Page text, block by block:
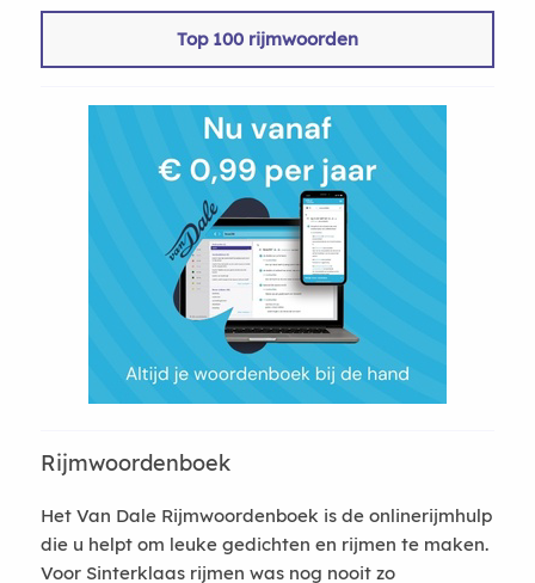
Top 100 rijmwoorden
Rijmwoordenboek
Het Van Dale Rijmwoordenboek is de onlinerijmhulp
die u helpt om leuke gedichten en rijmen te maken.
Voor Sinterklaas rijmen was nog nooit zo